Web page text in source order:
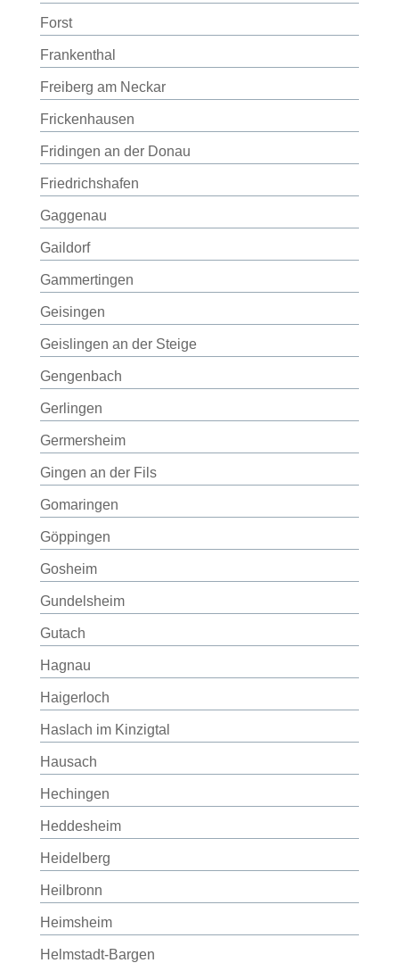
Forst
Frankenthal
Freiberg am Neckar
Frickenhausen
Fridingen an der Donau
Friedrichshafen
Gaggenau
Gaildorf
Gammertingen
Geisingen
Geislingen an der Steige
Gengenbach
Gerlingen
Germersheim
Gingen an der Fils
Gomaringen
Göppingen
Gosheim
Gundelsheim
Gutach
Hagnau
Haigerloch
Haslach im Kinzigtal
Hausach
Hechingen
Heddesheim
Heidelberg
Heilbronn
Heimsheim
Helmstadt-Bargen